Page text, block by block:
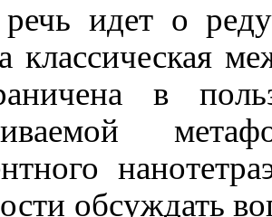
речь идет о
классическая
в
обсуждать